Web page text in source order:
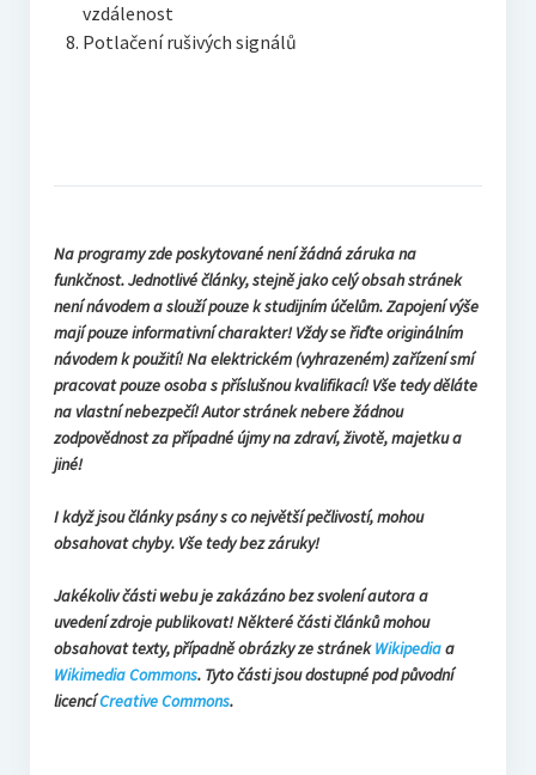
vzdálenost
Potlačení rušivých signálů
Na programy zde poskytované není žádná záruka na
funkčnost. Jednotlivé články, stejně jako celý obsah stránek
není návodem a slouží pouze k studijním účelům. Zapojení výše
mají pouze informativní charakter! Vždy se řiďte originálním
návodem k použití! Na elektrickém (vyhrazeném) zařízení smí
pracovat pouze osoba s příslušnou kvalifikací! Vše tedy děláte
na vlastní nebezpečí! Autor stránek nebere žádnou
zodpovědnost za případné újmy na zdraví, životě, majetku a
jiné!
I když jsou články psány s co největší pečlivostí, mohou
obsahovat chyby. Vše tedy bez záruky!
Jakékoliv části webu je zakázáno bez svolení autora a
uvedení zdroje publikovat! Některé části článků mohou
obsahovat texty, případně obrázky ze stránekWikipediaa
Wikimedia Commons. Tyto části jsou dostupné pod původní
licencíCreative Commons.